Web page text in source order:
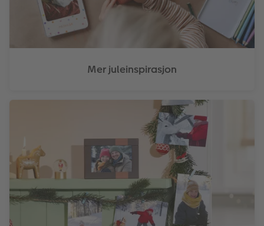
Mer juleinspirasjon